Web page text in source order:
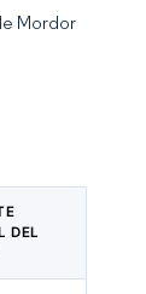
Mordor
DEL